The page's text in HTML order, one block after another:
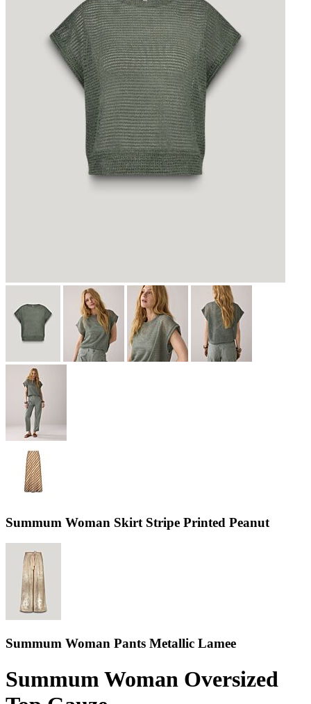
Summum Woman Skirt Stripe Printed Peanut
Summum Woman Pants Metallic Lamee
Summum Woman Oversized